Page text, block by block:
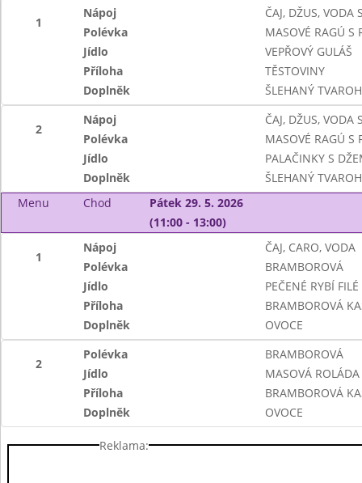
1
Nápoj
ČAJ, DŽUS, VODA
Polévka
MASOVÉ RAGÚ S
Jídlo
VEPŘOVÝ GULÁŠ
Příloha
TĚSTOVINY
Doplněk
ŠLEHANÝ
2
Nápoj
ČAJ, DŽUS, VODA
Polévka
MASOVÉ RAGÚ S
Jídlo
PALAČINKY S
Doplněk
ŠLEHANÝ
Menu
Chod
Pátek 29. 5. 2026
(11:00 - 13:00)
1
Nápoj
ČAJ, CARO, VODA
Polévka
BRAMBOROVÁ
Jídlo
PEČENÉ RYBÍ
Příloha
BRAMBOROVÁ
Doplněk
OVOCE
2
Polévka
BRAMBOROVÁ
Jídlo
MASOVÁ ROLÁDA
Příloha
BRAMBOROVÁ
Doplněk
OVOCE
Reklama: